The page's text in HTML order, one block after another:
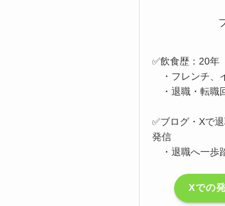
✅飲食歴：20年
・フレンチ、
・退職・転職
✅ブログ・Xで
発信
・退職へ一歩
Xでの